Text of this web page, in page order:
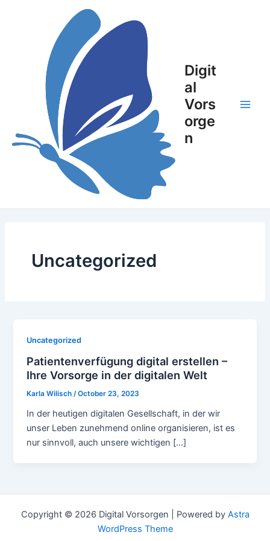
Digit
al
Vors
orge
n
Uncategorized
Uncategorized
Patientenverfügung digital erstellen –
Ihre Vorsorge in der digitalen Welt
Karla Wilisch/October 23, 2023
In der heutigen digitalen Gesellschaft, in der wir
unser Leben zunehmend online organisieren, ist es
nur sinnvoll, auch unsere wichtigen […]
Copyright © 2026 Digital Vorsorgen | Powered by Astra
WordPress Theme